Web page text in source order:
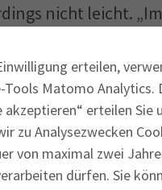
erteilen,
Tools Matomo Analytics.
akzeptieren“ erteilen Sie
zu Analysezwecken
von maximal zwei
dürfen. Sie
nicht leicht.
so gut wie
musste zum
dem
wollten es wissen: